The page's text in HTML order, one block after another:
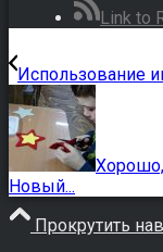
Link to
Использование
Новый...
Прокрутить